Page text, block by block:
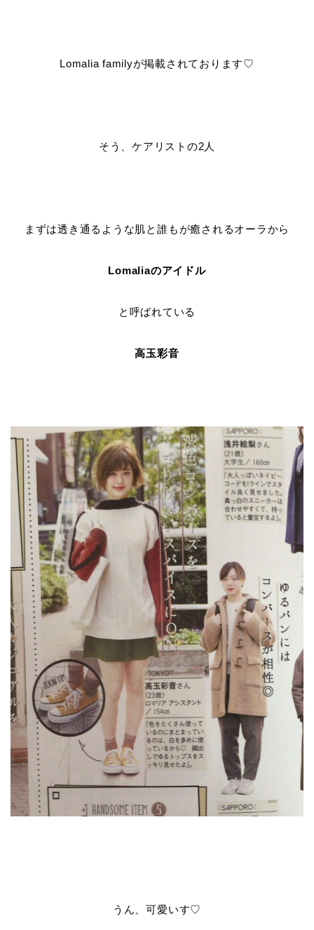
Lomalia familyが掲載されております♡
そう、ケアリストの2人
まずは透き通るような肌と誰もが癒されるオーラから
Lomaliaのアイドル
と呼ばれている
高玉彩音
うん、可愛いす♡